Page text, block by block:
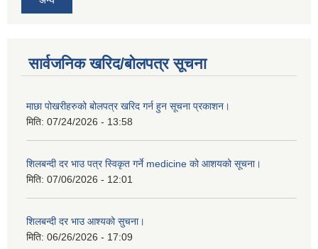
सार्वजनिक खरिद/बोलपत्र सूचना
माछा पोखरीहरुको बोलपत्र खरिद गर्न हुन सूचना प्रकाशन।
मिति: 07/24/2026 - 13:58
शिलबन्दी दर भाउ पत्र स्विकृत गर्ने medicine को आशयको सूचना।
मिति: 07/06/2026 - 12:01
शिलबन्दी दर भाउ आश्यको सुचना।
मिति: 06/26/2026 - 17:09